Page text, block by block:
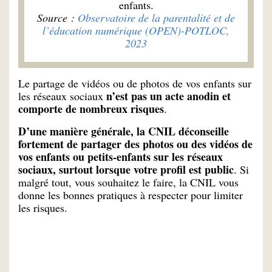
enfants.
Source : Observatoire de la parentalité et de
l’éducation numérique (OPEN)-POTLOC,
2023
Le partage de vidéos ou de photos de vos enfants sur
les réseaux sociaux n’est pas un acte anodin et
comporte de nombreux risques.
D’une manière générale, la CNIL déconseille
fortement de partager des photos ou des vidéos de
vos enfants ou petits-enfants sur les réseaux
sociaux, surtout lorsque votre profil est public. Si
malgré tout, vous souhaitez le faire, la CNIL vous
donne les bonnes pratiques à respecter pour limiter
les risques.